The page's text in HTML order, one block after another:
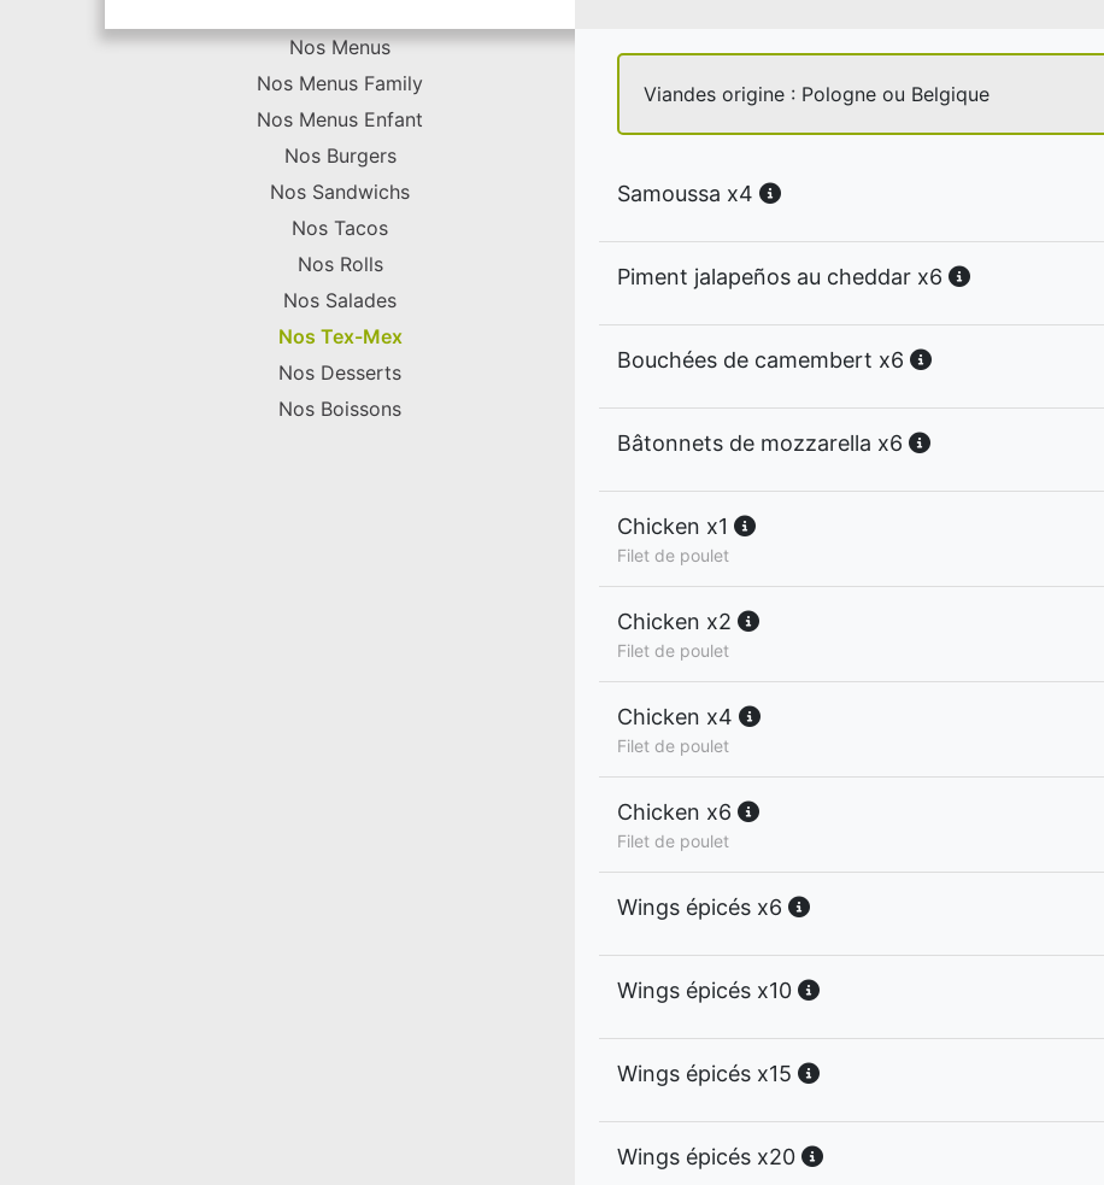
Nos Menus
Nos Menus Family
Nos Menus Enfant
Nos Burgers
Nos Sandwichs
Nos Tacos
Nos Rolls
Nos Salades
Nos Tex-Mex
Nos Desserts
Nos Boissons
Viandes origine : Pologne ou Belgique
Samoussa x4
Piment jalapeños au cheddar x6
Bouchées de camembert x6
Bâtonnets de mozzarella x6
Chicken x1
Filet de poulet
Chicken x2
Filet de poulet
Chicken x4
Filet de poulet
Chicken x6
Filet de poulet
Wings épicés x6
Wings épicés x10
Wings épicés x15
Wings épicés x20